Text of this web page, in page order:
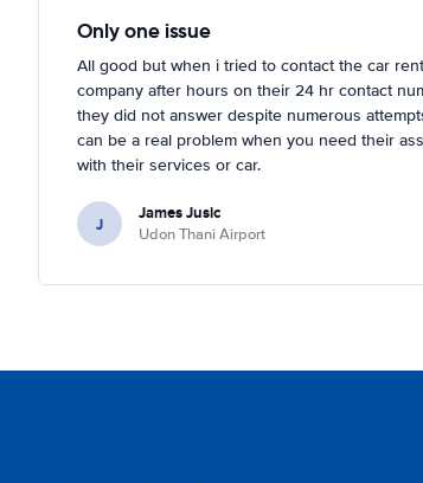
Only one issue
All good but when i tried to contact the car
company after hours on their 24 hr contact
they did not answer despite numerous
can be a real problem when you need their
with their services or car.
J James Jusic
Udon Thani Airport